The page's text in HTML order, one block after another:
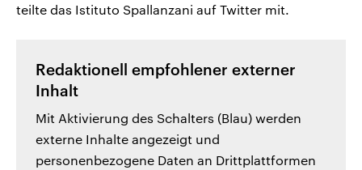
teilte das Istituto Spallanzani auf Twitter mit.
Redaktionell empfohlener externer
Inhalt
Mit Aktivierung des Schalters (Blau) werden
externe Inhalte angezeigt und
personenbezogene Daten an Drittplattformen